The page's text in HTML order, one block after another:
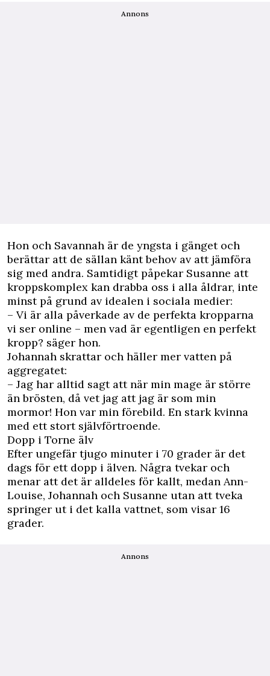
Annons
Hon och Savannah är de yngsta i gänget och
berättar att de sällan känt behov av att jämföra
sig med andra. Samtidigt påpekar Susanne att
kroppskomplex kan drabba oss i alla åldrar, inte
minst på grund av idealen i sociala medier:
– Vi är alla påverkade av de perfekta kropparna
vi ser online – men vad är egentligen en perfekt
kropp? säger hon.
Johannah skrattar och häller mer vatten på
aggregatet:
– Jag har alltid sagt att när min mage är större
än brösten, då vet jag att jag är som min
mormor! Hon var min förebild. En stark kvinna
med ett stort självförtroende.
Dopp i Torne älv
Efter ungefär tjugo minuter i 70 grader är det
dags för ett dopp i älven. Några tvekar och
menar att det är alldeles för kallt, medan Ann-
Louise, Johannah och Susanne utan att tveka
springer ut i det kalla vattnet, som visar 16
grader.
Annons